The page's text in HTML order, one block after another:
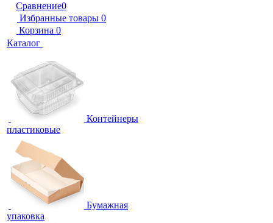
Сравнение0
Избранные товары 0
Корзина 0
Каталог
Контейнеры
пластиковые
Бумажная
упаковка